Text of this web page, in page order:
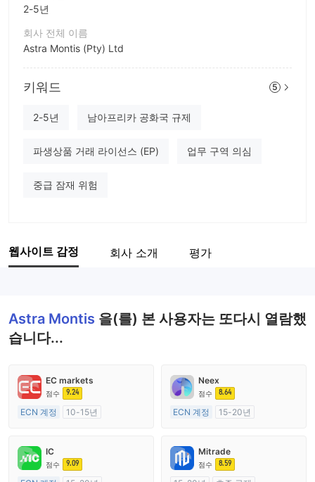
2-5년
회사 전체 이름
Astra Montis (Pty) Ltd
회사 약칭
Astra Montis
기업 직원
키워드 5
2-5년 남아프리카 공화국 규제
파생상품 거래 라이선스 (EP) 업무 구역 의심
중급 잠재 위험
웹사이트 감정 회사 소개 평가
Astra Montis 을(를) 본 사용자는 또다시 열람했
습니다...
EC markets
점수 9.24
ECN 계정
10-15년
외환 거래 라이선스 (MM)
마스터 레이블 MT4
Neex
점수 8.64
ECN 계정
15-20년
외환 거래 라이선스 (MM)
마스터 레이블 MT4
IC
점수 9.09
Mitrade
점수 8.59